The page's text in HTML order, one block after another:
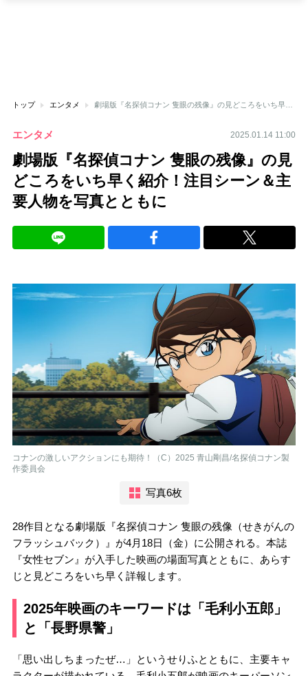
トップ エンタメ 劇場版『名探偵コナン 隻眼の残像』の見どころをいち早く紹介！注目シーン＆主要人物を写真とともに
エンタメ 2025.01.14 11:00
劇場版『名探偵コナン 隻眼の残像』の見
どころをいち早く紹介！注目シーン＆主
要人物を写真とともに
コナンの激しいアクションにも期待！（C）2025 青山剛昌/名探偵コナン製
作委員会
写真6枚
28作目となる劇場版『名探偵コナン 隻眼の残像（せきがんの
フラッシュバック）』が4月18日（金）に公開される。本誌
『女性セブン』が入手した映画の場面写真とともに、あらす
じと見どころをいち早く詳報します。
2025年映画のキーワードは「毛利小五郎」
と「長野県警」
「思い出しちまったぜ…」というせりふとともに、主要キャ